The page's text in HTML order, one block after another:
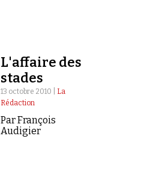
L'affaire des
stades
13 octobre 2010 | La
Rédaction
Par François
Audigier